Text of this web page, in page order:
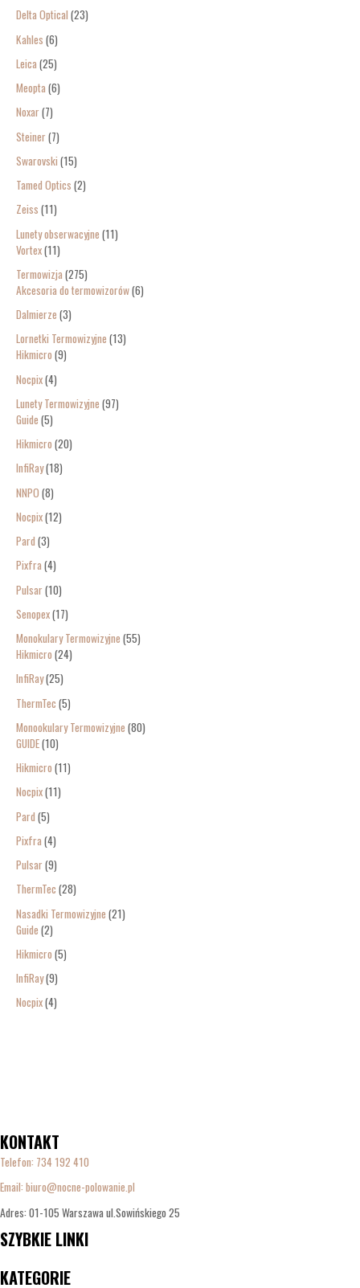
Delta Optical 23
Kahles 6
Leica 25
Meopta 6
Noxar 7
Steiner 7
Swarovski 15
Tamed Optics 2
Zeiss 11
Lunety obserwacyjne 11
Vortex 11
Termowizja 275
Akcesoria do termowizorów 6
Dalmierze 3
Lornetki Termowizyjne 13
Hikmicro 9
Nocpix 4
Lunety Termowizyjne 97
Guide 5
Hikmicro 20
InfiRay 18
NNPO 8
Nocpix 12
Pard 3
Pixfra 4
Pulsar 10
Senopex 17
Monokulary Termowizyjne 55
Hikmicro 24
InfiRay 25
ThermTec 5
Monookulary Termowizyjne 80
GUIDE 10
Hikmicro 11
Nocpix 11
Pard 5
Pixfra 4
Pulsar 9
ThermTec 28
Nasadki Termowizyjne 21
Guide 2
Hikmicro 5
InfiRay 9
Nocpix 4
KONTAKT
Telefon: 734 192 410
Email: biuro@nocne-polowanie.pl
Adres: 01-105 Warszawa ul.Sowińskiego 25
SZYBKIE LINKI
KATEGORIE